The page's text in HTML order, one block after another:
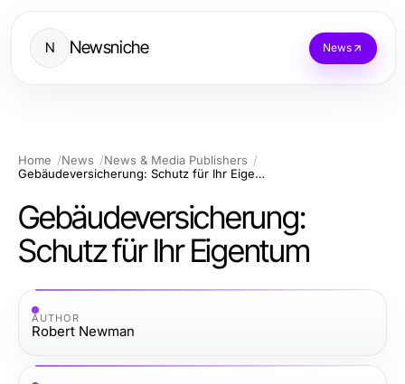
N Newsniche News
Home News
News & Media Publishers
Gebäudeversicherung: Schutz für Ihr Eigentum
Gebäudeversicherung:
Schutz für Ihr Eigentum
AUTHOR
Robert Newman